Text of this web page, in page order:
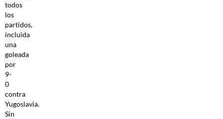
todos
los
partidos,
incluida
una
goleada
por
9-
0
contra
Yugoslavia.
Sin